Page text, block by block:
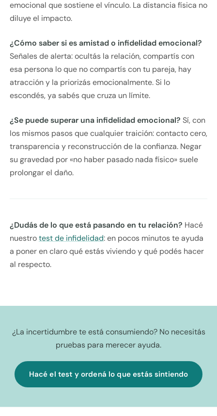
emocional que sostiene el vínculo. La distancia física no
diluye el impacto.
¿Cómo saber si es amistad o infidelidad emocional?
Señales de alerta: ocultás la relación, compartís con
esa persona lo que no compartís con tu pareja, hay
atracción y la priorizás emocionalmente. Si lo
escondés, ya sabés que cruza un límite.
¿Se puede superar una infidelidad emocional? Sí, con
los mismos pasos que cualquier traición: contacto cero,
transparencia y reconstrucción de la confianza. Negar
su gravedad por «no haber pasado nada físico» suele
prolongar el daño.
¿Dudás de lo que está pasando en tu relación? Hacé
nuestrotest de infidelidad: en pocos minutos te ayuda
a poner en claro qué estás viviendo y qué podés hacer
al respecto.
¿La incertidumbre te está consumiendo? No necesitás
pruebas para merecer ayuda.
Hacé el test y ordená lo que estás sintiendo